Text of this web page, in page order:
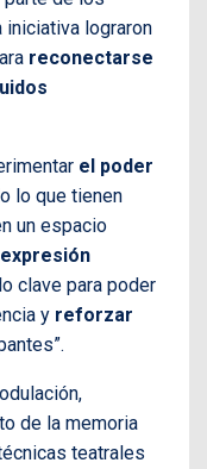
lograron
reconectarse
el poder
lo que tienen
un espacio
clave para poder
y reforzar
de la memoria
teatrales